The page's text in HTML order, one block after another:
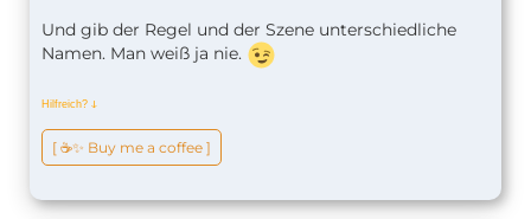
Und gib der Regel und der Szene unterschiedliche
Namen. Man weiß ja nie.
Hilfreich? ↆ
[ ☕️✨ Buy me a coffee ]